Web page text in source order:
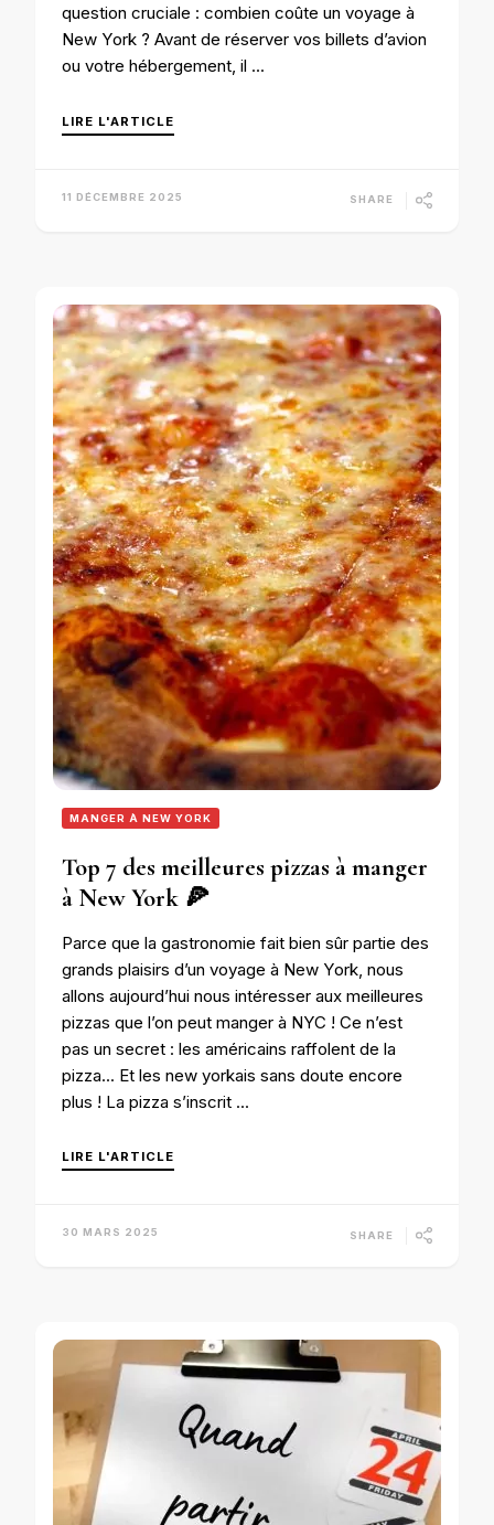
question cruciale : combien coûte un voyage à
New York ? Avant de réserver vos billets d’avion
ou votre hébergement, il …
LIRE L'ARTICLE
11 DÉCEMBRE 2025 SHARE
MANGER À NEW YORK
Top 7 des meilleures pizzas à manger
à New York 🍕
Parce que la gastronomie fait bien sûr partie des
grands plaisirs d’un voyage à New York, nous
allons aujourd’hui nous intéresser aux meilleures
pizzas que l’on peut manger à NYC ! Ce n’est
pas un secret : les américains raffolent de la
pizza… Et les new yorkais sans doute encore
plus ! La pizza s’inscrit …
LIRE L'ARTICLE
30 MARS 2025 SHARE